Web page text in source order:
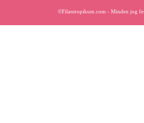
©Filantropikum.com - Minden jog